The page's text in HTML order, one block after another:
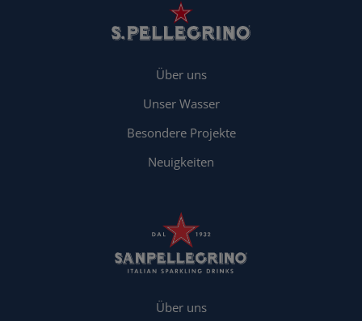
Über uns
Unser Wasser
Besondere Projekte
Neuigkeiten
Über uns